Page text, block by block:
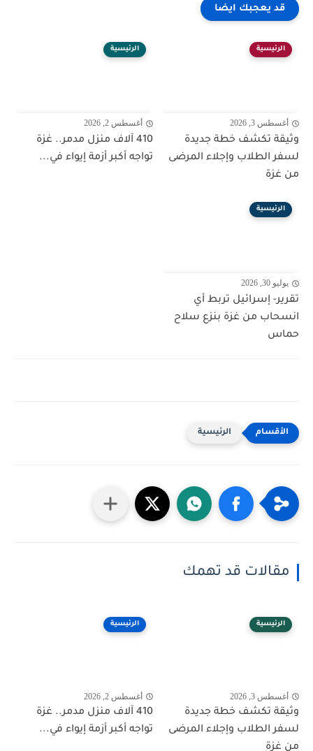
قد يعجبك ايضا
الرئيسية
أغسطس 3, 2026
وثيقة تكشف خطة جديدة
لسفر الطلاب وإجلاء المرضى
من غزة
الرئيسية
أغسطس 2, 2026
410 آلاف منزل مدمر.. غزة
تواجه أكبر أزمة إيواء في...
الرئيسية
يوليو 30, 2026
تقرير- إسرائيل تربط أي
انسحاب من غزة بنزع سلاح
حماس
الرئيسية
مقالات قد تهمك
الرئيسية
أغسطس 3, 2026
وثيقة تكشف خطة جديدة
لسفر الطلاب وإجلاء المرضى
من غزة
الرئيسية
أغسطس 2, 2026
410 آلاف منزل مدمر.. غزة
تواجه أكبر أزمة إيواء في...